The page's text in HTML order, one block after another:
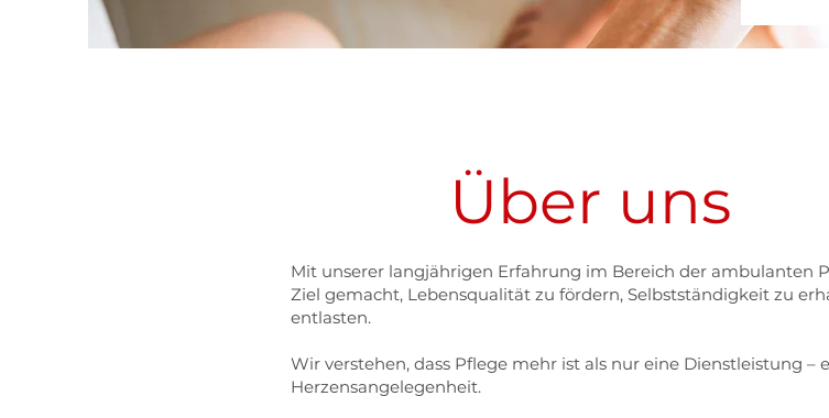
Über uns
Mit unserer langjährigen Erfahrung im Bereich der ambulanten
Ziel gemacht, Lebensqualität zu fördern, Selbstständigkeit zu
entlasten.
Wir verstehen, dass Pflege mehr ist als nur eine Dienstleistung –
Herzensangelegenheit.